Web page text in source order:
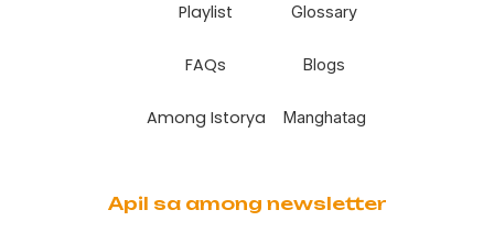
Playlist
FAQs
Among Istorya
Glossary
Blogs
Manghatag
Apil sa among newsletter